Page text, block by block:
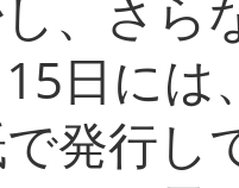
、さら
日に
発行し